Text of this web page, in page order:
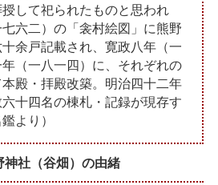
して祀られたものと思われ
六二）の「衾村絵図」に熊野
余戸記載され、寛政八年（一
（一八一四）に、それぞれの
殿・拝殿改築。明治四十二年
十四名の棟札・記録が現存す
より）
神社（谷畑）の由緒